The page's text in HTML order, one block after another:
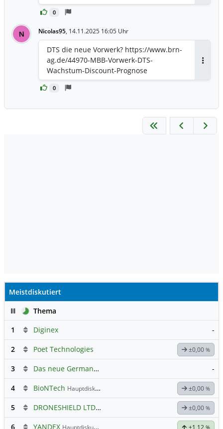
0
N Nicolas95, 14.11.2025 16:05 Uhr
0
DTS die neue Vorwerk? https://www.brn-
ag.de/44970-MBB-Vorwerk-DTS-
Wachstum-Discount-Prognose
Meistdiskutiert
PauseThema
1
Diginex -
2 Poet Technologies ±0,00 %
3 Das neue Germany 40 Prognose Forum -
4 BioNTech Hauptdiskussion ±0,00 %
5 DRONESHIELD LTDHauptdiskussion ±0,00 %
6 YANDEX Hauptdiskussion +1,12 %